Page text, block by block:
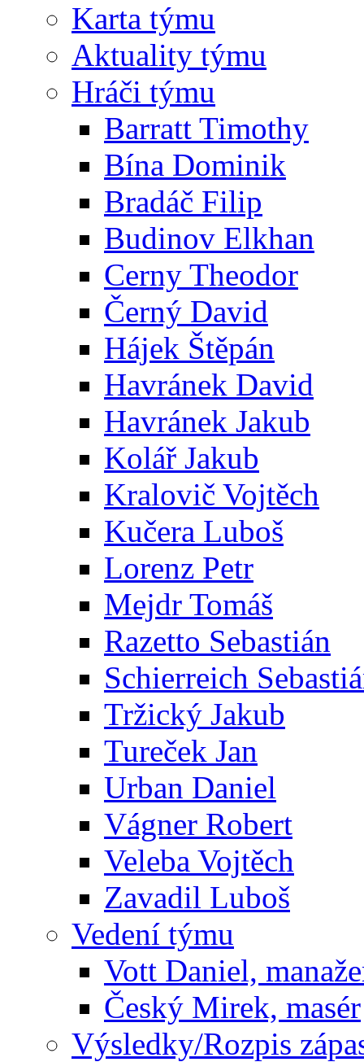
Karta týmu
Aktuality týmu
Hráči týmu
Barratt Timothy
Bína Dominik
Bradáč Filip
Budinov Elkhan
Cerny Theodor
Černý David
Hájek Štěpán
Havránek David
Havránek Jakub
Kolář Jakub
Kralovič Vojtěch
Kučera Luboš
Lorenz Petr
Mejdr Tomáš
Razetto Sebastián
Schierreich
Tržický Jakub
Tureček Jan
Urban Daniel
Vágner Robert
Veleba Vojtěch
Zavadil Luboš
Vedení týmu
Vott Daniel,
Český Mirek, masér
Výsledky/Rozpis